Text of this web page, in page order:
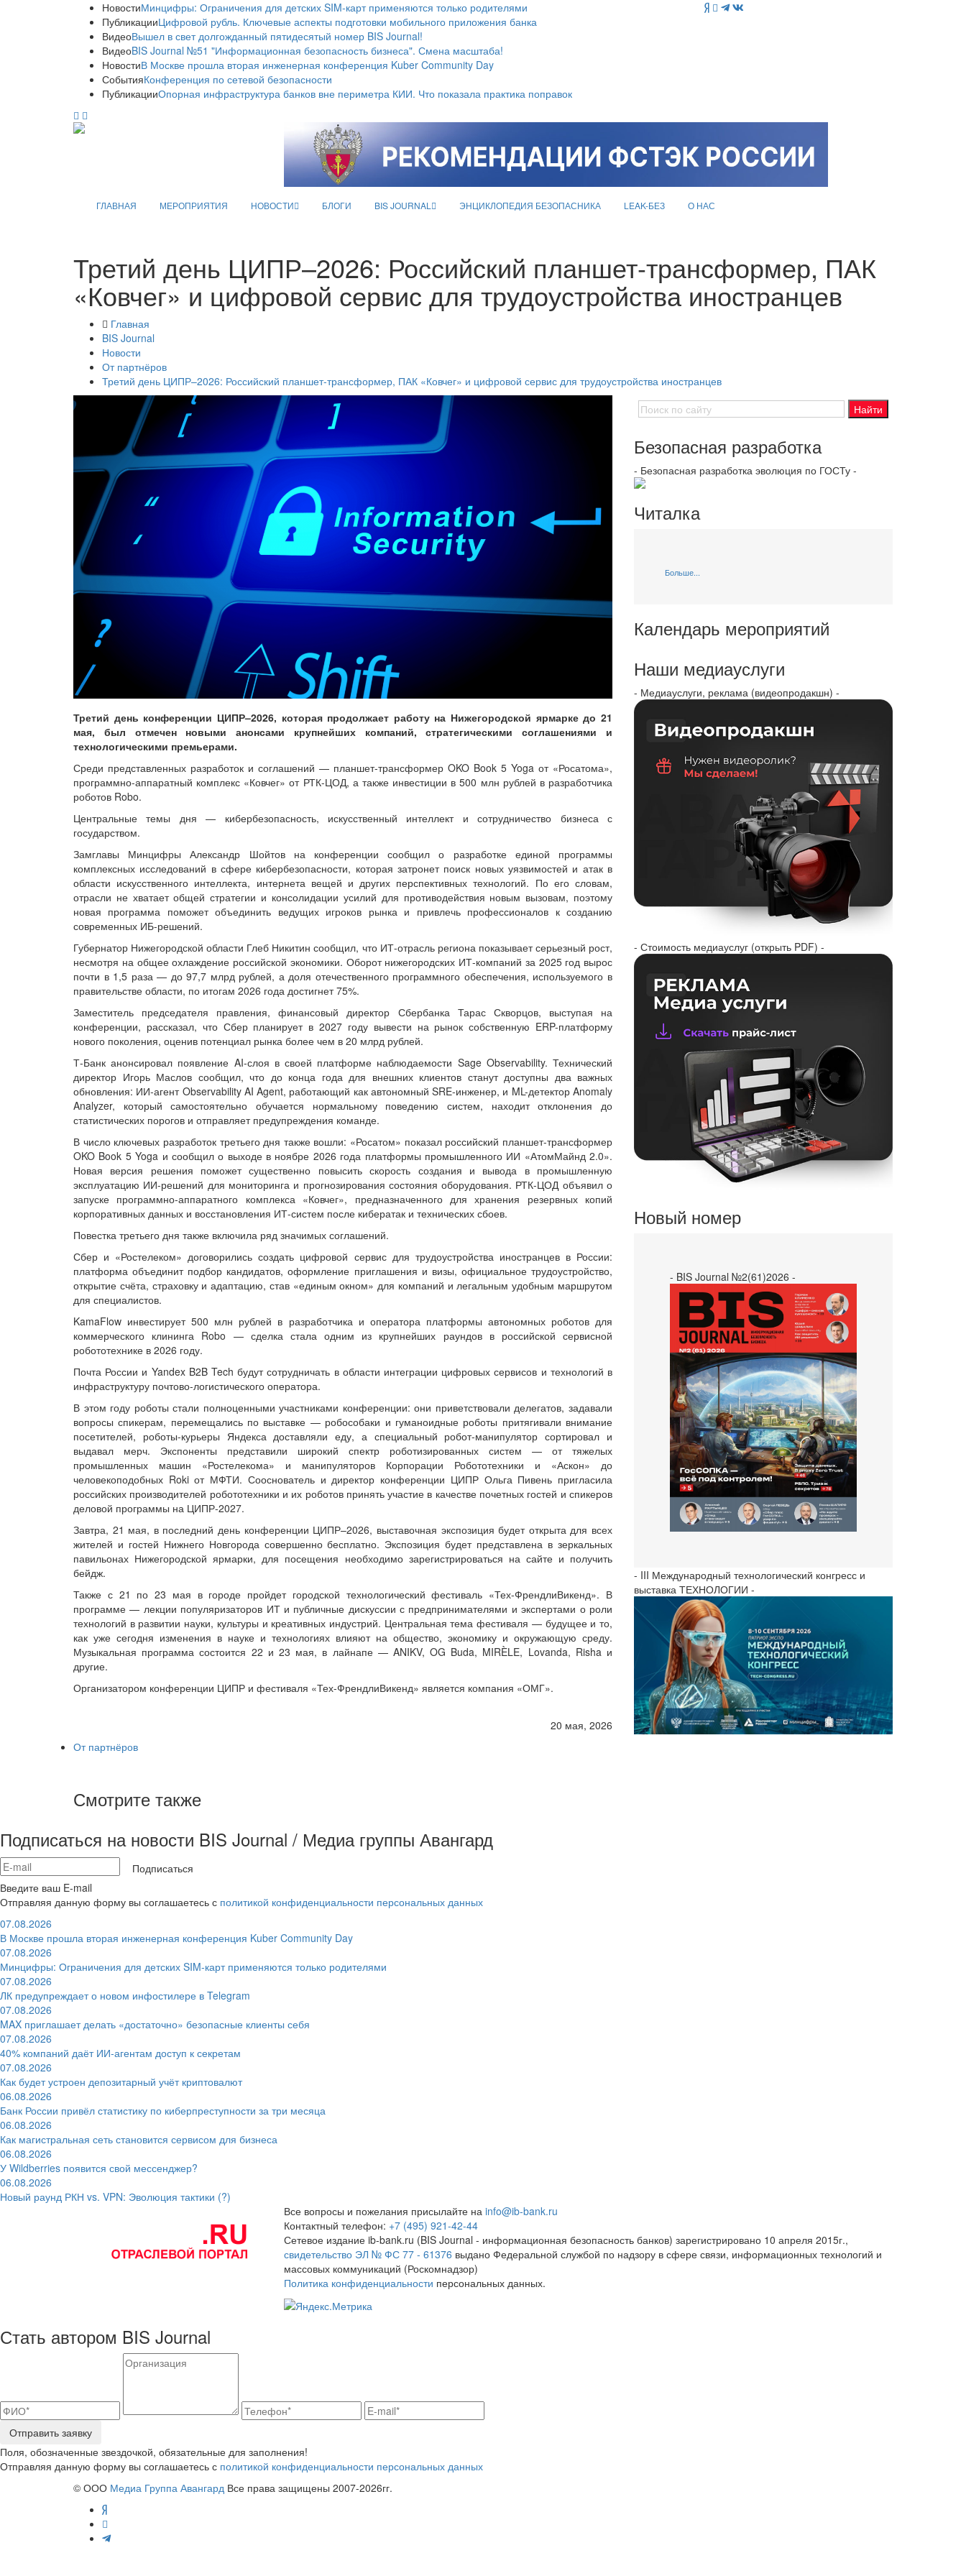
НовостиМинцифры: Ограничения для детских SIM-карт применяются только родителями
ПубликацииЦифровой рубль. Ключевые аспекты подготовки мобильного приложения банка
ВидеоВышел в свет долгожданный пятидесятый номер BIS Journal!
ВидеоBIS Journal №51 "Информационная безопасность бизнеса". Смена масштаба!
НовостиВ Москве прошла вторая инженерная конференция Kuber Community Day
СобытияКонференция по сетевой безопасности
ПубликацииОпорная инфраструктура банков вне периметра КИИ. Что показала практика поправок
ГЛАВНАЯ МЕРОПРИЯТИЯ НОВОСТИ БЛОГИ BIS JOURNAL ЭНЦИКЛОПЕДИЯ БЕЗОПАСНИКА LEAK-БЕЗ О НАС
Третий день ЦИПР–2026: Российский планшет-трансформер, ПАК
«Ковчег» и цифровой сервис для трудоустройства иностранцев
Главная
BIS Journal
Новости
От партнёров
Третий день ЦИПР–2026: Российский планшет-трансформер, ПАК «Ковчег» и цифровой сервис для трудоустройства иностранцев
Третий день конференции ЦИПР–2026, которая продолжает работу на Нижегородской ярмарке до 21
мая, был отмечен новыми анонсами крупнейших компаний, стратегическими соглашениями и
технологическими премьерами.
Среди представленных разработок и соглашений — планшет-трансформер OKO Book 5 Yoga от «Росатома»,
программно-аппаратный комплекс «Ковчег» от РТК-ЦОД, а также инвестиции в 500 млн рублей в разработчика
роботов Robo.
Центральные темы дня — кибербезопасность, искусственный интеллект и сотрудничество бизнеса с
государством.
Замглавы Минцифры Александр Шойтов на конференции сообщил о разработке единой программы
комплексных исследований в сфере кибербезопасности, которая затронет поиск новых уязвимостей и атак в
области искусственного интеллекта, интернета вещей и других перспективных технологий. По его словам,
отрасли не хватает общей стратегии и консолидации усилий для противодействия новым вызовам, поэтому
новая программа поможет объединить ведущих игроков рынка и привлечь профессионалов к созданию
современных ИБ-решений.
Губернатор Нижегородской области Глеб Никитин сообщил, что ИТ-отрасль региона показывает серьезный рост,
несмотря на общее охлаждение российской экономики. Оборот нижегородских ИТ-компаний за 2025 год вырос
почти в 1,5 раза — до 97,7 млрд рублей, а доля отечественного программного обеспечения, используемого в
правительстве области, по итогам 2026 года достигнет 75%.
Заместитель председателя правления, финансовый директор Сбербанка Тарас Скворцов, выступая на
конференции, рассказал, что Сбер планирует в 2027 году вывести на рынок собственную ERP-платформу
нового поколения, оценив потенциал рынка более чем в 20 млрд рублей.
Т-Банк анонсировал появление AI-слоя в своей платформе наблюдаемости Sage Observability. Технический
директор Игорь Маслов сообщил, что до конца года для внешних клиентов станут доступны два важных
обновления: ИИ-агент Observability AI Agent, работающий как автономный SRE-инженер, и ML-детектор Anomaly
Analyzer, который самостоятельно обучается нормальному поведению систем, находит отклонения до
статистических порогов и отправляет предупреждения команде.
В число ключевых разработок третьего дня также вошли: «Росатом» показал российский планшет-трансформер
OKO Book 5 Yoga и сообщил о выходе в ноябре 2026 года платформы промышленного ИИ «АтомМайнд 2.0».
Новая версия решения поможет существенно повысить скорость создания и вывода в промышленную
эксплуатацию ИИ-решений для мониторинга и прогнозирования состояния оборудования. РТК-ЦОД объявил о
запуске программно-аппаратного комплекса «Ковчег», предназначенного для хранения резервных копий
корпоративных данных и восстановления ИТ-систем после кибератак и технических сбоев.
Повестка третьего дня также включила ряд значимых соглашений.
Сбер и «Ростелеком» договорились создать цифровой сервис для трудоустройства иностранцев в России:
платформа объединит подбор кандидатов, оформление приглашения и визы, официальное трудоустройство,
открытие счёта, страховку и адаптацию, став «единым окном» для компаний и легальным удобным маршрутом
для специалистов.
KamaFlow инвестирует 500 млн рублей в разработчика и оператора платформы автономных роботов для
коммерческого клининга Robo — сделка стала одним из крупнейших раундов в российской сервисной
робототехнике в 2026 году.
Почта России и Yandex B2B Tech будут сотрудничать в области интеграции цифровых сервисов и технологий в
инфраструктуру почтово-логистического оператора.
В этом году роботы стали полноценными участниками конференции: они приветствовали делегатов, задавали
вопросы спикерам, перемещались по выставке — робособаки и гуманоидные роботы притягивали внимание
посетителей, роботы-курьеры Яндекса доставляли еду, а специальный робот-манипулятор сортировал и
выдавал мерч. Экспоненты представили широкий спектр роботизированных систем — от тяжелых
промышленных машин «Ростелекома» и манипуляторов Корпорации Робототехники и «Аскон» до
человекоподобных Roki от МФТИ. Сооснователь и директор конференции ЦИПР Ольга Пивень пригласила
российских производителей робототехники и их роботов принять участие в качестве почетных гостей и спикеров
деловой программы на ЦИПР-2027.
Завтра, 21 мая, в последний день конференции ЦИПР–2026, выставочная экспозиция будет открыта для всех
жителей и гостей Нижнего Новгорода совершенно бесплатно. Экспозиция будет представлена в зеркальных
павильонах Нижегородской ярмарки, для посещения необходимо зарегистрироваться на сайте и получить
бейдж.
Также с 21 по 23 мая в городе пройдет городской технологический фестиваль «Тех-ФрендлиВикенд». В
программе — лекции популяризаторов ИТ и публичные дискуссии с предпринимателями и экспертами о роли
технологий в развитии науки, культуры и креативных индустрий. Центральная тема фестиваля — будущее и то,
как уже сегодня изменения в науке и технологиях влияют на общество, экономику и окружающую среду.
Музыкальная программа состоится 22 и 23 мая, в лайнапе — ANIKV, OG Buda, MIRÈLE, Lovanda, Risha и
другие.
Организатором конференции ЦИПР и фестиваля «Тех-ФрендлиВикенд» является компания «ОМГ».
20 мая, 2026
От партнёров
Смотрите также
Безопасная разработка
- Безопасная разработка эволюция по ГОСТу -
Читалка
Больше...
Календарь мероприятий
Наши медиауслуги
- Медиауслуги, реклама (видеопродакшн) -
- Стоимость медиауслуг (открыть PDF) -
Новый номер
- BIS Journal №2(61)2026 -
- III Международный технологический конгресс и
выставка ТЕХНОЛОГИИ -
Подписаться на новости BIS Journal / Медиа группы Авангард
Подписаться
Введите ваш E-mail
Отправляя данную форму вы соглашаетесь с политикой конфиденциальности персональных данных
07.08.2026
В Москве прошла вторая инженерная конференция Kuber Community Day
07.08.2026
Минцифры: Ограничения для детских SIM-карт применяются только родителями
07.08.2026
ЛК предупреждает о новом инфостилере в Telegram
07.08.2026
MAX приглашает делать «достаточно» безопасные клиенты себя
07.08.2026
40% компаний даёт ИИ‑агентам доступ к секретам
07.08.2026
Как будет устроен депозитарный учёт криптовалют
06.08.2026
Банк России привёл статистику по киберпреступности за три месяца
06.08.2026
Как магистральная сеть становится сервисом для бизнеса
06.08.2026
У Wildberries появится свой мессенджер?
06.08.2026
Новый раунд РКН vs. VPN: Эволюция тактики (?)
Все вопросы и пожелания присылайте на info@ib-bank.ru
Контактный телефон: +7 (495) 921-42-44
Сетевое издание ib-bank.ru (BIS Journal - информационная безопасность банков) зарегистрировано 10 апреля 2015г.,
свидетельство ЭЛ № ФС 77 - 61376 выдано Федеральной службой по надзору в сфере связи, информационных технологий и
массовых коммуникаций (Роскомнадзор)
Политика конфиденциальности персональных данных.
Стать автором BIS Journal
Отправить заявку
Поля, обозначенные звездочкой, обязательные для заполнения!
Отправляя данную форму вы соглашаетесь с политикой конфиденциальности персональных данных
© ООО Медиа Группа Авангард Все права защищены 2007-2026гг.